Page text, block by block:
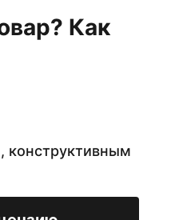
Как
конструктивным